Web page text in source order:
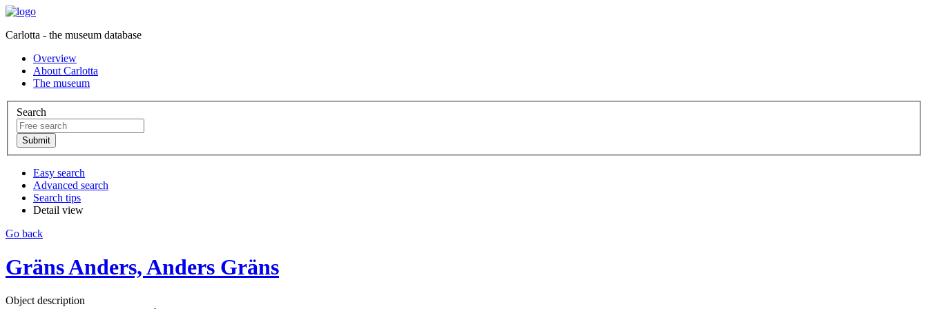
Carlotta - the museum database
Overview
About Carlotta
The museum
Search
Easy search
Advanced search
Search tips
Detail view
Go back
Gräns Anders, Anders Gräns
Object description